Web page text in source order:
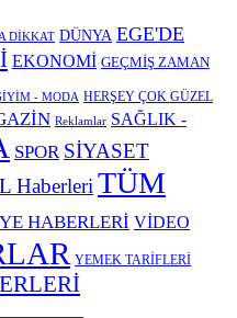
DİKKAT DÜNYA EGE'DE
EKONOMİ GEÇMİŞ ZAMAN
- MODA HERŞEY ÇOK GÜZEL
Reklamlar SAĞLIK -
SPOR SİYASET
Haberleri TÜM
HABERLERİ VİDEO
YEMEK TARİFLERİ